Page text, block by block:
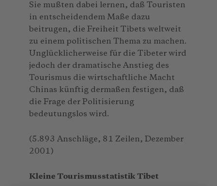
Sie mußten dabei lernen, daß Touristen
in entscheidendem Maße dazu
beitrugen, die Freiheit Tibets weltweit
zu einem politischen Thema zu machen.
Unglücklicherweise für die Tibeter wird
jedoch der dramatische Anstieg des
Tourismus die wirtschaftliche Macht
Chinas künftig dermaßen festigen, daß
die Frage der Politisierung
bedeutungslos wird.
(5.893 Anschläge, 81 Zeilen, Dezember
2001)
Kleine Tourismusstatistik Tibet